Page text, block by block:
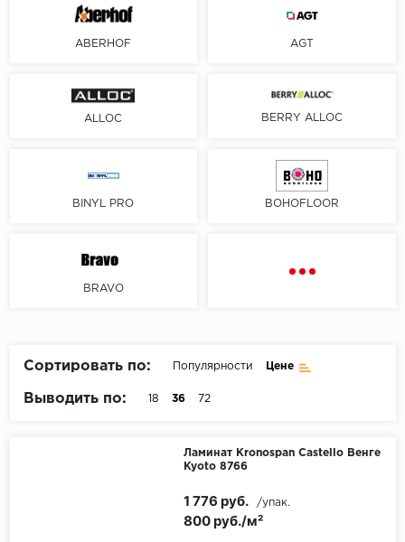
Classen
Decoria
ABERHOF AGT
ALLOC BERRY ALLOC
BINYL PRO BOHOFLOOR
BRAVO
Сортировать по: Популярности Цене
Выводить по: 18 36 72
Ламинат Kronospan Castello Венге
Kyoto 8766
800 руб./м²
1 776 руб. /упак.